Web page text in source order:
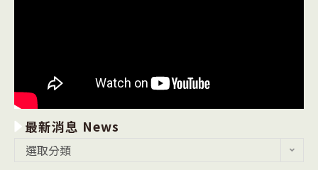
最新消息 News
選取分類